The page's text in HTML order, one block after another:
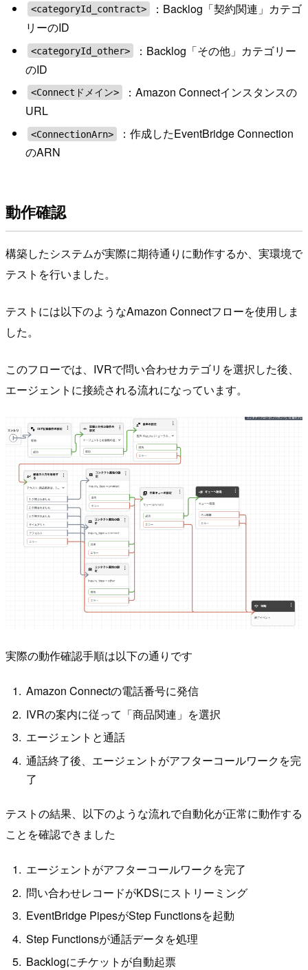
<categoryId_contract>
：Backlog「契約関連」カテゴ
リーのID
<categoryId_other>
：Backlog「その他」カテゴリー
のID
<Connectドメイン>
：Amazon Connectインスタンスの
URL
<ConnectionArn>
：作成したEventBridge Connection
のARN
動作確認
構築したシステムが実際に期待通りに動作するか、実環境で
テストを行いました。
テストには以下のようなAmazon Connectフローを使用しま
した。
このフローでは、IVRで問い合わせカテゴリを選択した後、
エージェントに接続される流れになっています。
実際の動作確認手順は以下の通りです
Amazon Connectの電話番号に発信
IVRの案内に従って「商品関連」を選択
エージェントと通話
通話終了後、エージェントがアフターコールワークを完
了
テストの結果、以下のような流れで自動化が正常に動作する
ことを確認できました
エージェントがアフターコールワークを完了
問い合わせレコードがKDSにストリーミング
EventBridge PipesがStep Functionsを起動
Step Functionsが通話データを処理
Backlogにチケットが自動起票